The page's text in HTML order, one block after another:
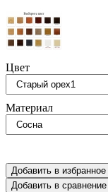
Цвет
Материал
Добавить в избранное
Добавить в сравнение